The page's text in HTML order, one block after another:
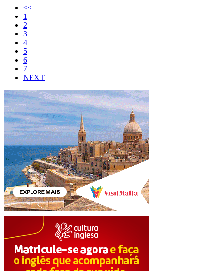
<<
1
2
3
4
5
6
7
NEXT